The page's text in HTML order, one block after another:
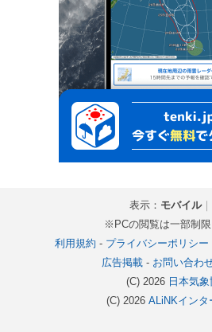
表示： モバイル｜
※PCの閲覧は一部制
利用規約 - プライバシーポリシー
広告掲載- お問い合わ
(C) 2026 日本気象
(C) 2026 ALiNKインタ